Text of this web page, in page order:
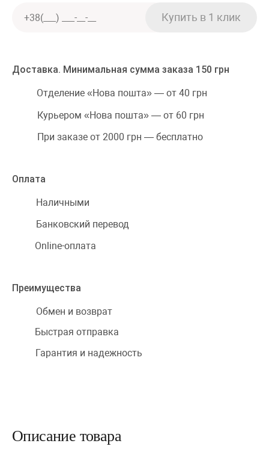
Доставка. Минимальная сумма заказа 150 грн
Отделение «Нова пошта» — от 40 грн
Курьером «Нова пошта» — от 60 грн
При заказе от 2000 грн — бесплатно
Оплата
Наличными
Банковский перевод
Online-оплата
Преимущества
Обмен и возврат
Быстрая отправка
Гарантия и надежность
Описание товара